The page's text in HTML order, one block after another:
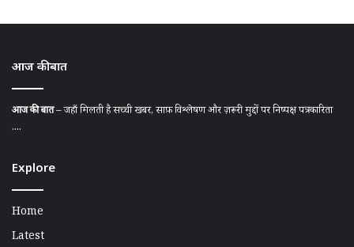
आज की बात
आज की बात– जहाँ मिलती है सच्ची खबर, साफ़ विश्लेषण और ज़रूरी मुद्दों पर निष्पक्ष पत्रकारिता
....
Explore
Home
Latest